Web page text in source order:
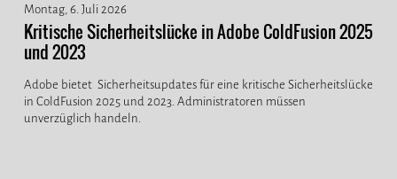
Montag, 6. Juli 2026
Kritische Sicherheitslücke in Adobe ColdFusion 2025
und 2023
Adobe bietet Sicherheitsupdates für eine kritische Sicherheitslücke
in ColdFusion 2025 und 2023. Administratoren müssen
unverzüglich handeln.